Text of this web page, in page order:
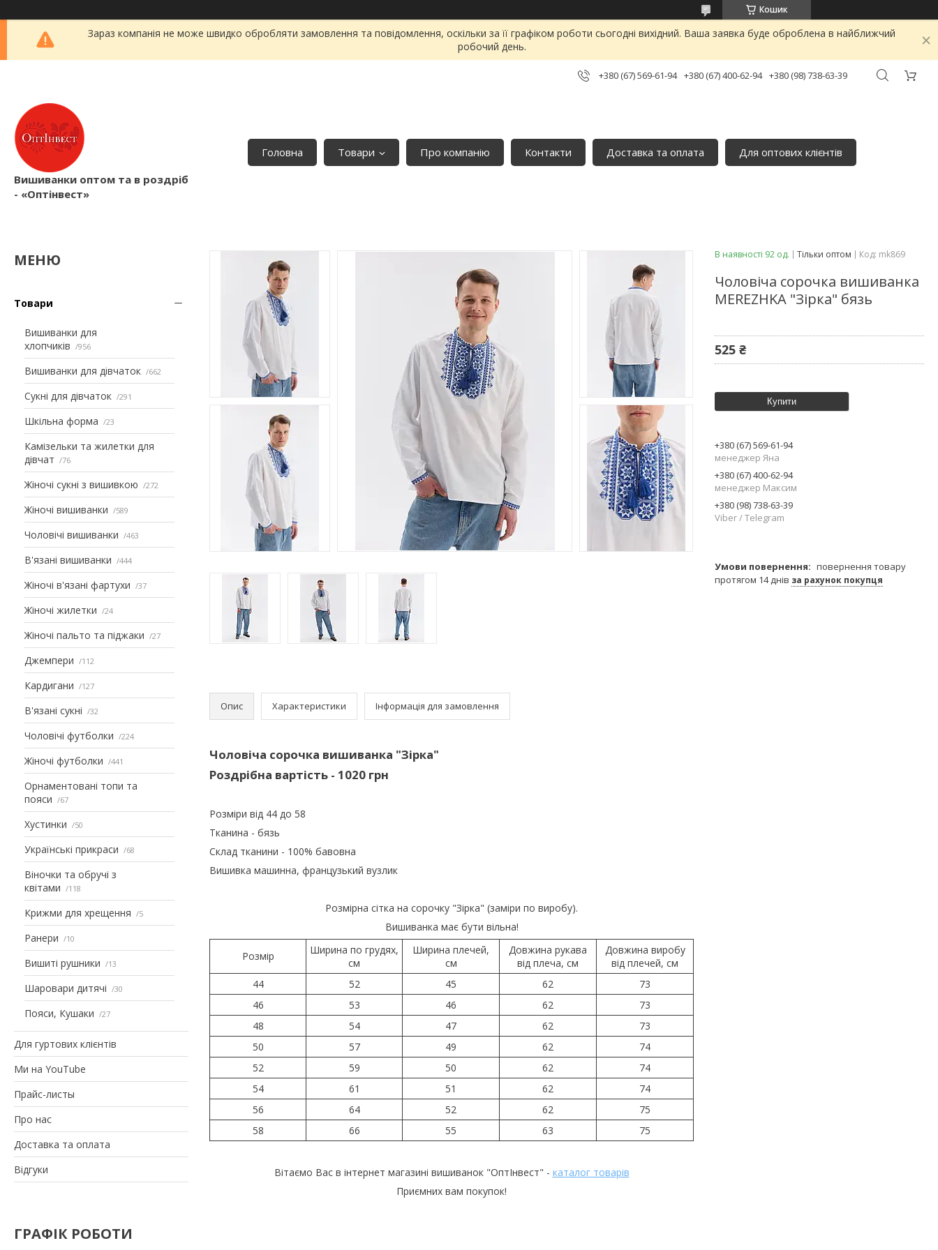
Кошик
Зараз компанія не може швидко обробляти замовлення та повідомлення, оскільки за її графіком роботи сьогодні вихідний. Ваша заявка буде оброблена в найближчий
робочий день.
+380 (67) 569-61-94 +380 (67) 400-62-94 +380 (98) 738-63-39
Вишиванки оптом та в роздріб
- «Оптінвест»
Головна Товари Про компанію Контакти Доставка та оплата Для оптових клієнтів
Товари
Вишиванки для
хлопчиків
956
Вишиванки для дівчаток 662
Сукні для дівчаток 291
Шкільна форма 23
Камізельки та жилетки для
дівчат
76
Жіночі сукні з вишивкою 272
Жіночі вишиванки 589
Чоловічі вишиванки 463
В'язані вишиванки 444
Жіночі в'язані фартухи 37
Жіночі жилетки 24
Жіночі пальто та піджаки 27
Джемпери 112
Кардигани 127
В'язані сукні 32
Чоловічі футболки 224
Жіночі футболки 441
Орнаментовані топи та
пояси
67
Хустинки 50
Українські прикраси 68
Віночки та обручі з
квітами
118
Крижми для хрещення 5
Ранери 10
Вишиті рушники 13
Шаровари дитячі 30
Пояси, Кушаки 27
Для гуртових клієнтів
Ми на YouTube
Прайс-листы
Про нас
Доставка та оплата
Відгуки
ГРАФІК РОБОТИ
Опис Характеристики Інформація для замовлення
Чоловіча сорочка вишиванка "Зірка"
Роздрібна вартість - 1020 грн
Розміри від 44 до 58
Тканина - бязь
Склад тканини - 100% бавовна
Вишивка машинна, французький вузлик
Розмірна сітка на сорочку "Зірка" (заміри по виробу).
Вишиванка має бути вільна!
Розмір
Ширина по грудях,
см
Ширина плечей,
см
Довжина рукава
від плеча, см
Довжина виробу
від плечей, см
44
52 45 62
73
46
53 46 62
73
48
54 47 62
73
50
57 49 62
74
52
59 50 62
74
54
61 51 62
74
56
64 52 62
75
58
66 55 63 75
Вітаємо Вас в інтернет магазині вишиванок "ОптІнвест" - каталог товарів
Приємних вам покупок!
В наявності 92 од. Тільки оптом Код: mk869
Чоловіча сорочка вишиванка
MEREZHKA "Зірка" бязь
525 ₴
Купити
+380 (67) 569-61-94
менеджер Яна
+380 (67) 400-62-94
менеджер Максим
+380 (98) 738-63-39
Viber / Telegram
повернення товару
протягом 14 днів за рахунок покупця